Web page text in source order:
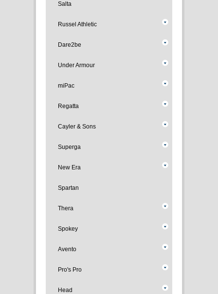
Salta
Russel Athletic
Dare2be
Under Armour
miPac
Regatta
Cayler & Sons
Superga
New Era
Spartan
Thera
Spokey
Avento
Pro's Pro
Head